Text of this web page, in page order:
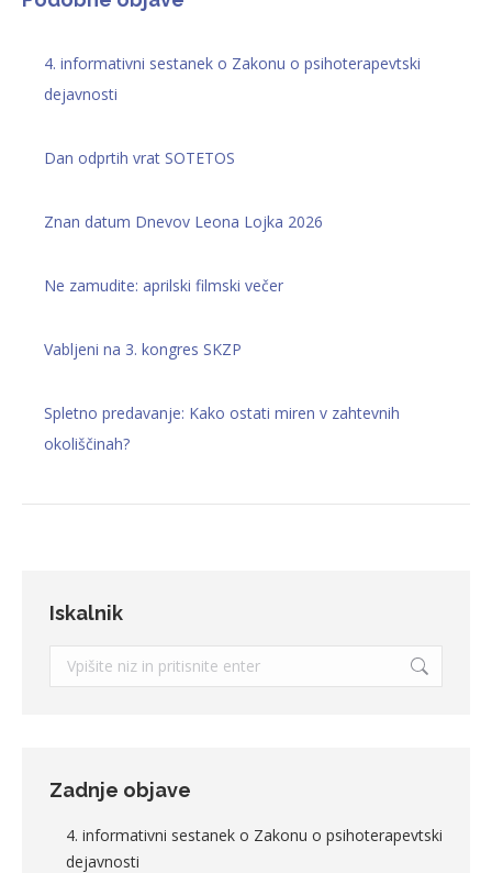
4. informativni sestanek o Zakonu o psihoterapevtski
dejavnosti
Dan odprtih vrat SOTETOS
Znan datum Dnevov Leona Lojka 2026
Ne zamudite: aprilski filmski večer
Vabljeni na 3. kongres SKZP
Spletno predavanje: Kako ostati miren v zahtevnih
okoliščinah?
Iskalnik
Search:
Zadnje objave
4. informativni sestanek o Zakonu o psihoterapevtski
dejavnosti